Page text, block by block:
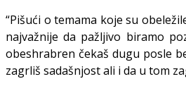
“Pišući o temama koje su
najvažnije da pažljivo biramo
obeshrabren čekaš dugu posle
zagrliš sadašnjost ali i da u tom